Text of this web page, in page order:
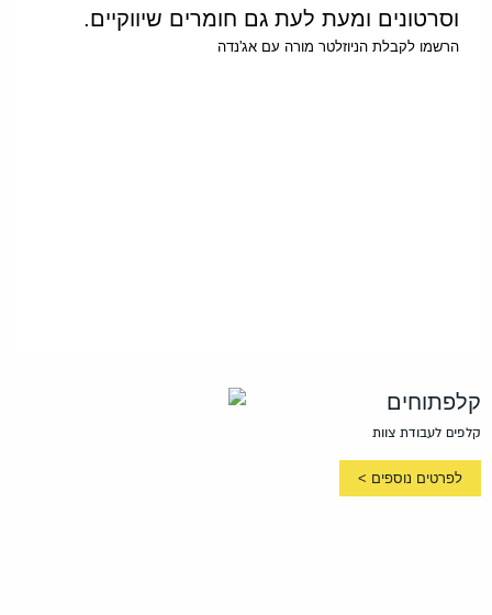
וסרטונים ומעת לעת גם חומרים שיווקיים.
הרשמו לקבלת הניוזלטר מורה עם אג'נדה
קלפתוחים
קלפים לעבודת צוות
לפרטים נוספים >